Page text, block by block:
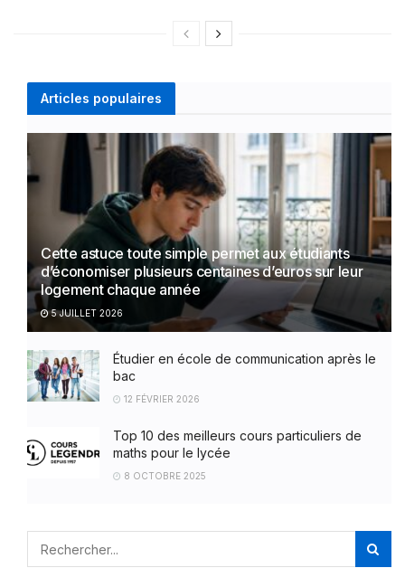
Articles populaires
Cette astuce toute simple permet aux étudiants
d’économiser plusieurs centaines d’euros sur leur
logement chaque année
5 JUILLET 2026
Étudier en école de communication après le
bac
12 FÉVRIER 2026
Top 10 des meilleurs cours particuliers de
maths pour le lycée
8 OCTOBRE 2025